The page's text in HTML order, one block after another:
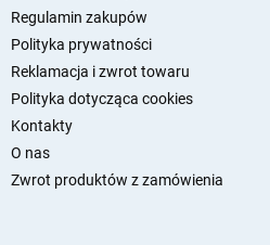
Regulamin zakupów
Polityka prywatności
Reklamacja i zwrot towaru
Polityka dotycząca cookies
Kontakty
O nas
Zwrot produktów z zamówienia